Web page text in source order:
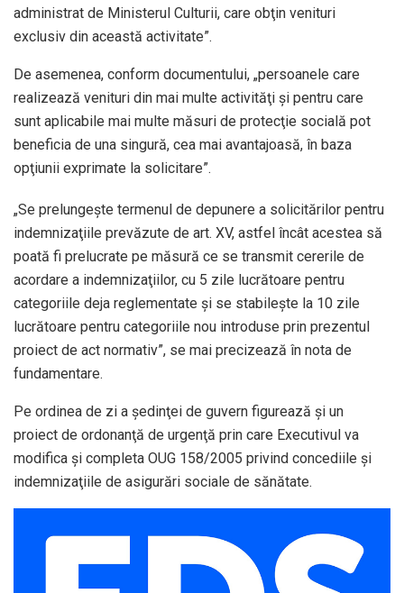
administrat de Ministerul Culturii, care obţin venituri
exclusiv din această activitate”.
De asemenea, conform documentului, „persoanele care
realizează venituri din mai multe activităţi şi pentru care
sunt aplicabile mai multe măsuri de protecţie socială pot
beneficia de una singură, cea mai avantajoasă, în baza
opţiunii exprimate la solicitare”.
„Se prelungeşte termenul de depunere a solicitărilor pentru
indemnizaţiile prevăzute de art. XV, astfel încât acestea să
poată fi prelucrate pe măsură ce se transmit cererile de
acordare a indemnizaţiilor, cu 5 zile lucrătoare pentru
categoriile deja reglementate şi se stabileşte la 10 zile
lucrătoare pentru categoriile nou introduse prin prezentul
proiect de act normativ”, se mai precizează în nota de
fundamentare.
Pe ordinea de zi a şedinţei de guvern figurează şi un
proiect de ordonanţă de urgenţă prin care Executivul va
modifica şi completa OUG 158/2005 privind concediile şi
indemnizaţiile de asigurări sociale de sănătate.